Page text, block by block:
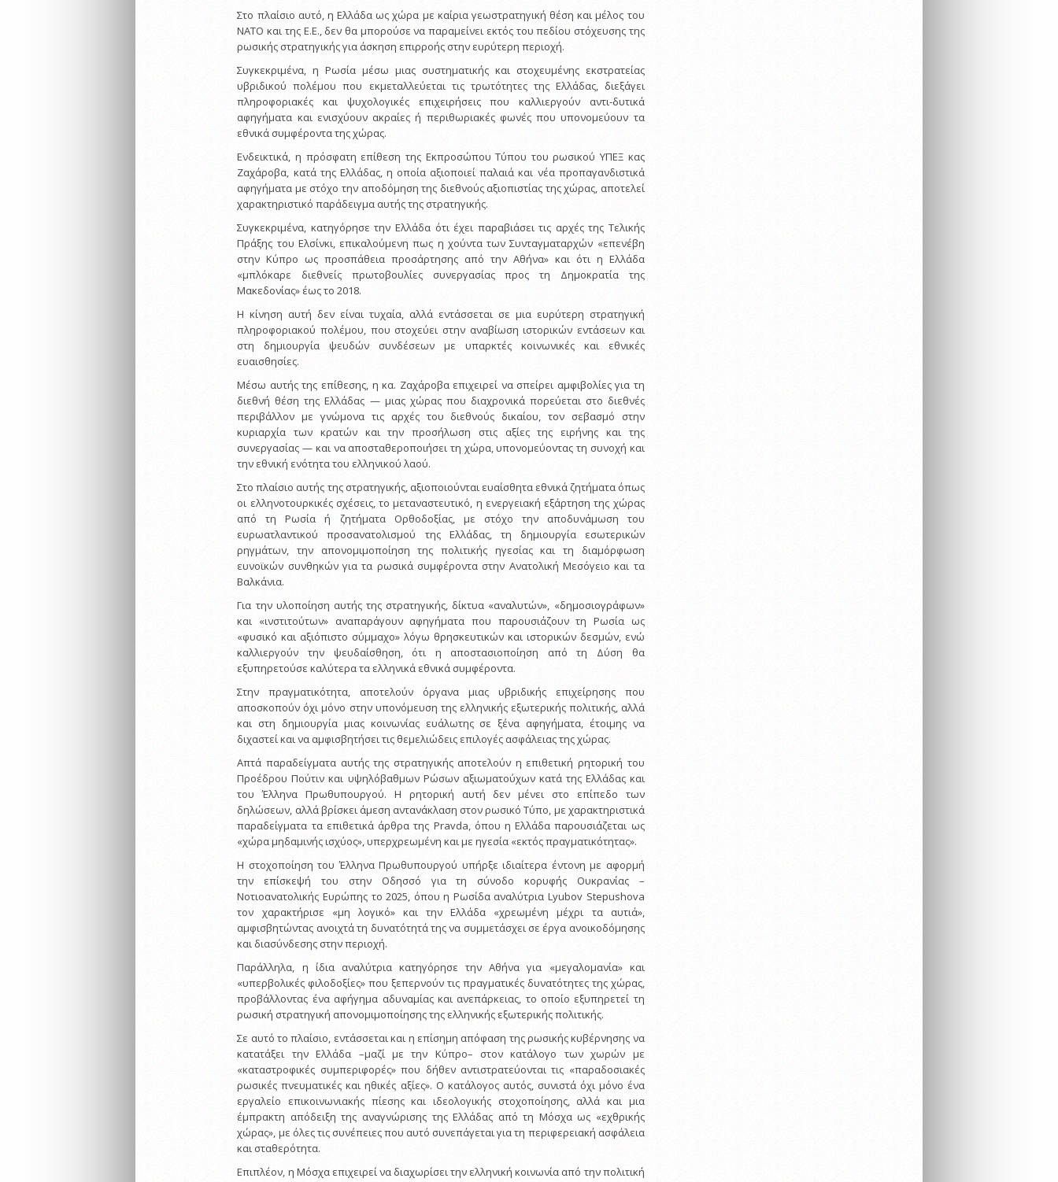
Στο πλαίσιο αυτό, η Ελλάδα ως χώρα με καίρια γεωστρατηγική θέση και μέλος του
ΝΑΤΟ και της Ε.Ε., δεν θα μπορούσε να παραμείνει εκτός του πεδίου στόχευσης της
ρωσικής στρατηγικής για άσκηση επιρροής στην ευρύτερη περιοχή.
Συγκεκριμένα, η Ρωσία μέσω μιας συστηματικής και στοχευμένης εκστρατείας
υβριδικού πολέμου που εκμεταλλεύεται τις τρωτότητες της Ελλάδας, διεξάγει
πληροφοριακές και ψυχολογικές επιχειρήσεις που καλλιεργούν αντι-δυτικά
αφηγήματα και ενισχύουν ακραίες ή περιθωριακές φωνές που υπονομεύουν τα
εθνικά συμφέροντα της χώρας.
Ενδεικτικά, η πρόσφατη επίθεση της Εκπροσώπου Τύπου του ρωσικού ΥΠΕΞ κας
Ζαχάροβα, κατά της Ελλάδας, η οποία αξιοποιεί παλαιά και νέα προπαγανδιστικά
αφηγήματα με στόχο την αποδόμηση της διεθνούς αξιοπιστίας της χώρας, αποτελεί
χαρακτηριστικό παράδειγμα αυτής της στρατηγικής.
Συγκεκριμένα, κατηγόρησε την Ελλάδα ότι έχει παραβιάσει τις αρχές της Τελικής
Πράξης του Ελσίνκι, επικαλούμενη πως η χούντα των Συνταγματαρχών «επενέβη
στην Κύπρο ως προσπάθεια προσάρτησης από την Αθήνα» και ότι η Ελλάδα
«μπλόκαρε διεθνείς πρωτοβουλίες συνεργασίας προς τη Δημοκρατία της
Μακεδονίας» έως το 2018.
Η κίνηση αυτή δεν είναι τυχαία, αλλά εντάσσεται σε μια ευρύτερη στρατηγική
πληροφοριακού πολέμου, που στοχεύει στην αναβίωση ιστορικών εντάσεων και
στη δημιουργία ψευδών συνδέσεων με υπαρκτές κοινωνικές και εθνικές
ευαισθησίες.
Μέσω αυτής της επίθεσης, η κα. Ζαχάροβα επιχειρεί να σπείρει αμφιβολίες για τη
διεθνή θέση της Ελλάδας — μιας χώρας που διαχρονικά πορεύεται στο διεθνές
περιβάλλον με γνώμονα τις αρχές του διεθνούς δικαίου, τον σεβασμό στην
κυριαρχία των κρατών και την προσήλωση στις αξίες της ειρήνης και της
συνεργασίας — και να αποσταθεροποιήσει τη χώρα, υπονομεύοντας τη συνοχή και
την εθνική ενότητα του ελληνικού λαού.
Στο πλαίσιο αυτής της στρατηγικής, αξιοποιούνται ευαίσθητα εθνικά ζητήματα όπως
οι ελληνοτουρκικές σχέσεις, το μεταναστευτικό, η ενεργειακή εξάρτηση της χώρας
από τη Ρωσία ή ζητήματα Ορθοδοξίας, με στόχο την αποδυνάμωση του
ευρωατλαντικού προσανατολισμού της Ελλάδας, τη δημιουργία εσωτερικών
ρηγμάτων, την απονομιμοποίηση της πολιτικής ηγεσίας και τη διαμόρφωση
ευνοϊκών συνθηκών για τα ρωσικά συμφέροντα στην Ανατολική Μεσόγειο και τα
Βαλκάνια.
Για την υλοποίηση αυτής της στρατηγικής, δίκτυα «αναλυτών», «δημοσιογράφων»
και «ινστιτούτων» αναπαράγουν αφηγήματα που παρουσιάζουν τη Ρωσία ως
«φυσικό και αξιόπιστο σύμμαχο» λόγω θρησκευτικών και ιστορικών δεσμών, ενώ
καλλιεργούν την ψευδαίσθηση, ότι η αποστασιοποίηση από τη Δύση θα
εξυπηρετούσε καλύτερα τα ελληνικά εθνικά συμφέροντα.
Στην πραγματικότητα, αποτελούν όργανα μιας υβριδικής επιχείρησης που
αποσκοπούν όχι μόνο στην υπονόμευση της ελληνικής εξωτερικής πολιτικής, αλλά
και στη δημιουργία μιας κοινωνίας ευάλωτης σε ξένα αφηγήματα, έτοιμης να
διχαστεί και να αμφισβητήσει τις θεμελιώδεις επιλογές ασφάλειας της χώρας.
Απτά παραδείγματα αυτής της στρατηγικής αποτελούν η επιθετική ρητορική του
Προέδρου Πούτιν και υψηλόβαθμων Ρώσων αξιωματούχων κατά της Ελλάδας και
του Έλληνα Πρωθυπουργού. Η ρητορική αυτή δεν μένει στο επίπεδο των
δηλώσεων, αλλά βρίσκει άμεση αντανάκλαση στον ρωσικό Τύπο, με χαρακτηριστικά
παραδείγματα τα επιθετικά άρθρα της Pravda, όπου η Ελλάδα παρουσιάζεται ως
«χώρα μηδαμινής ισχύος», υπερχρεωμένη και με ηγεσία «εκτός πραγματικότητας».
Η στοχοποίηση του Έλληνα Πρωθυπουργού υπήρξε ιδιαίτερα έντονη με αφορμή
την επίσκεψή του στην Οδησσό για τη σύνοδο κορυφής Ουκρανίας –
Νοτιοανατολικής Ευρώπης το 2025, όπου η Ρωσίδα αναλύτρια Lyubov Stepushova
τον χαρακτήρισε «μη λογικό» και την Ελλάδα «χρεωμένη μέχρι τα αυτιά»,
αμφισβητώντας ανοιχτά τη δυνατότητά της να συμμετάσχει σε έργα ανοικοδόμησης
και διασύνδεσης στην περιοχή.
Παράλληλα, η ίδια αναλύτρια κατηγόρησε την Αθήνα για «μεγαλομανία» και
«υπερβολικές φιλοδοξίες» που ξεπερνούν τις πραγματικές δυνατότητες της χώρας,
προβάλλοντας ένα αφήγημα αδυναμίας και ανεπάρκειας, το οποίο εξυπηρετεί τη
ρωσική στρατηγική απονομιμοποίησης της ελληνικής εξωτερικής πολιτικής.
Σε αυτό το πλαίσιο, εντάσσεται και η επίσημη απόφαση της ρωσικής κυβέρνησης να
κατατάξει την Ελλάδα –μαζί με την Κύπρο– στον κατάλογο των χωρών με
«καταστροφικές συμπεριφορές» που δήθεν αντιστρατεύονται τις «παραδοσιακές
ρωσικές πνευματικές και ηθικές αξίες». Ο κατάλογος αυτός, συνιστά όχι μόνο ένα
εργαλείο επικοινωνιακής πίεσης και ιδεολογικής στοχοποίησης, αλλά και μια
έμπρακτη απόδειξη της αναγνώρισης της Ελλάδας από τη Μόσχα ως «εχθρικής
χώρας», με όλες τις συνέπειες που αυτό συνεπάγεται για τη περιφερειακή ασφάλεια
και σταθερότητα.
Επιπλέον, η Μόσχα επιχειρεί να διαχωρίσει την ελληνική κοινωνία από την πολιτική